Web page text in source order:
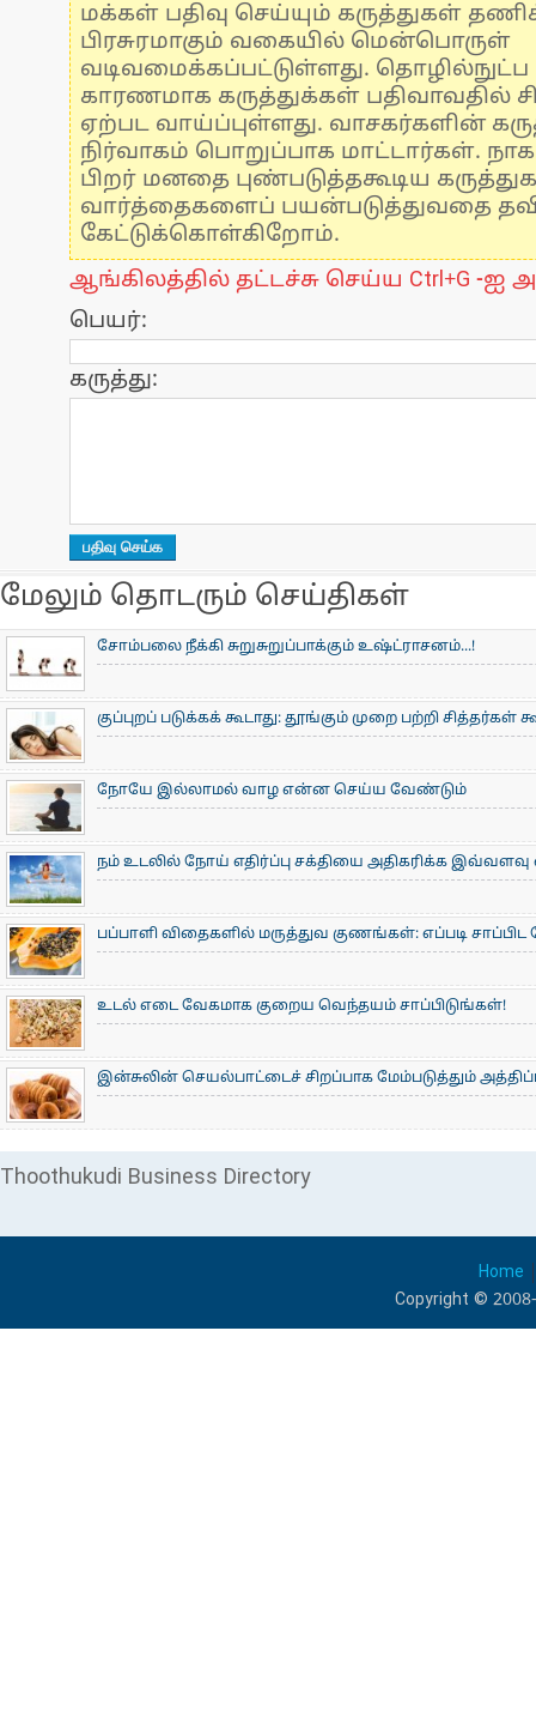
மக்கள் பதிவு செய்யும் கருத்துகள்
பிரசுரமாகும் வகையில் மென்பொருள்
வடிவமைக்கப்பட்டுள்ளது.
காரணமாக கருத்துக்கள் பதிவாவதில்
ஏற்பட வாய்ப்புள்ளது. வாசகர்களின்
நிர்வாகம் பொறுப்பாக மாட்டார்கள்.
பிறர் மனதை புண்படுத்தகூடிய
வார்த்தைகளைப் பயன்படுத்துவதை
கேட்டுக்கொள்கிறோம்.
ஆங்கிலத்தில் தட்டச்சு செய்ய Ctrl+G -ஐ
பெயர்:
கருத்து:
மேலும் தொடரும் செய்திகள்
சோம்பலை நீக்கி சுறுசுறுப்பாக்கும் உஷ்ட்ராசனம்...!
குப்புறப் படுக்கக் கூடாது: தூங்கும் முறை பற்றி சித்தர்கள்
நோயே இல்லாமல் வாழ என்ன செய்ய வேண்டும்
நம் உடலில் நோய் எதிர்ப்பு சக்தியை அதிகரிக்க
பப்பாளி விதைகளில் மருத்துவ குணங்கள்: ​எப்படி
உடல் எடை வேகமாக குறைய வெந்தயம் சாப்பிடுங்கள்!
இன்சுலின் செயல்பாட்டைச் சிறப்பாக மேம்படுத்தும்
Thoothukudi Business Directory
Home
Copyright ©